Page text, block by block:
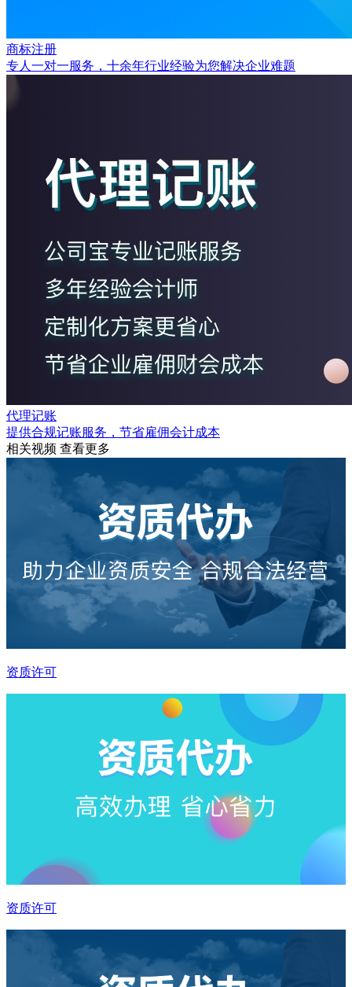
商标注册
专人一对一服务，十余年行业经验为您解决企业难题
代理记账
提供合规记账服务，节省雇佣会计成本
相关视频 查看更多
资质许可
资质许可